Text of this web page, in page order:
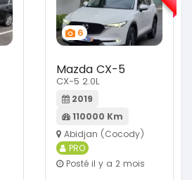
6
Mazda CX-5
CX-5 2.0L
2019
110000 Km
Abidjan (Cocody)
PRO
Posté il y a 2 mois